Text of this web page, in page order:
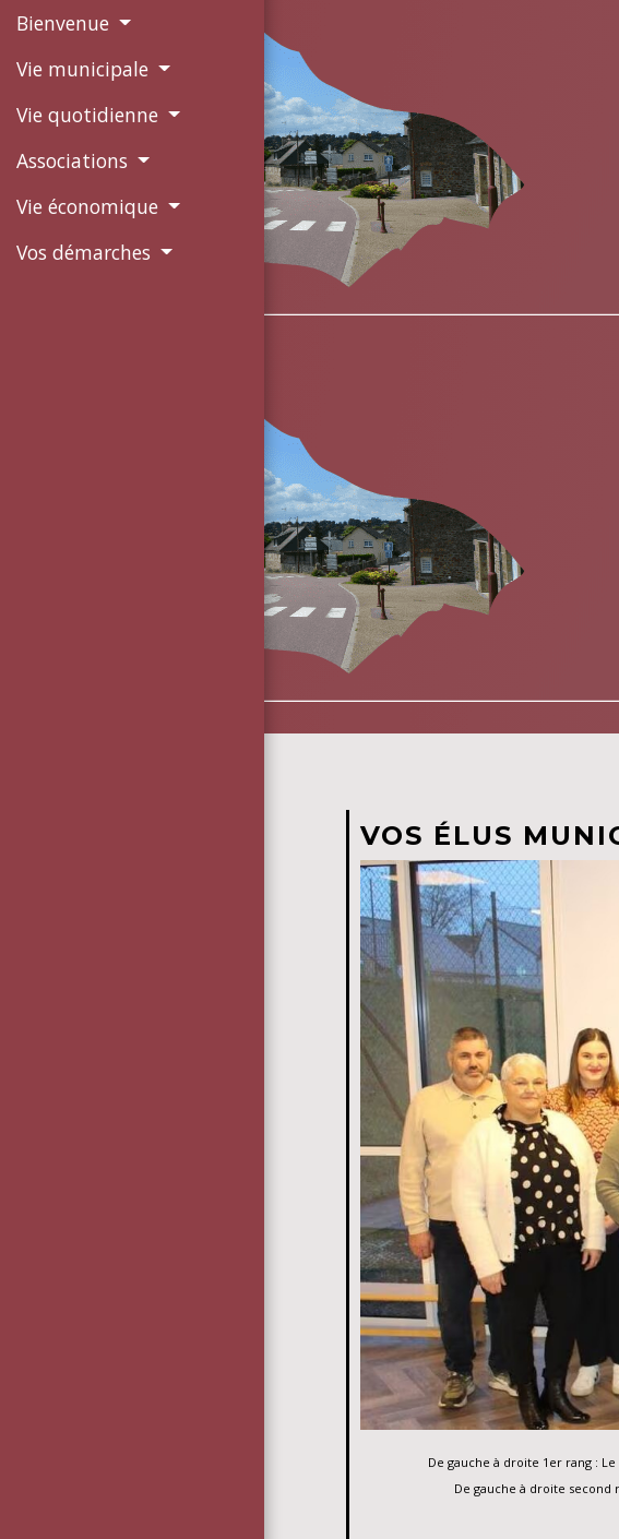
Bienvenue
Vie municipale
Vie quotidienne
Associations
Vie économique
Vos démarches
VOS ÉLUS
De gauche à droite 1er rang :
De gauche à droite second